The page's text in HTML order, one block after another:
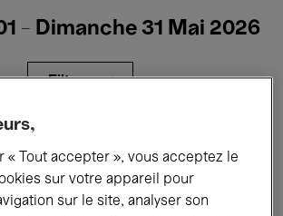
- Dimanche 31 Mai 2026
Filtres
Films Performances
« Tout accepter », vous acceptez le
sur votre appareil pour
sur le site, analyser son